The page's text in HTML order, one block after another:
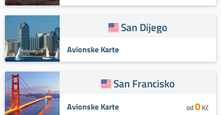
San Dijego
Avionske Karte
San Francisko
Avionske Karte od0Kč